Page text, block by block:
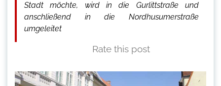
Stadt möchte, wird in die Gurlittstraße und
anschließend in die Nordhusumerstraße
umgeleitet
Rate this post